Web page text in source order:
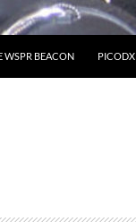
WSPR BEACON PICODX